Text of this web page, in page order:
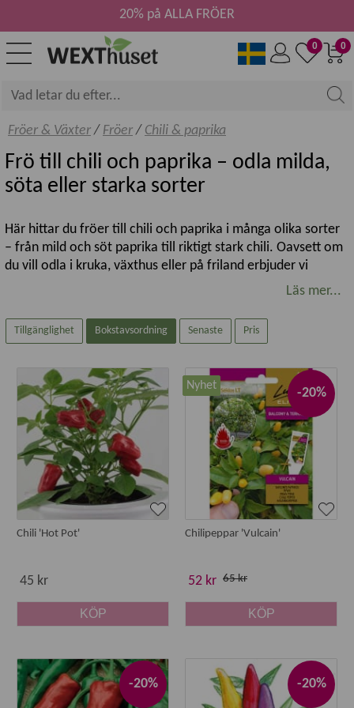
0
0
20% på ALLA FRÖER
Fröer & Växter/ Fröer/ Chili & paprika
Frö till chili och paprika – odla milda,
söta eller starka sorter
Här hittar du fröer till chili och paprika i många olika sorter
– från mild och söt paprika till riktigt stark chili. Oavsett om
du vill odla i kruka, växthus eller på friland erbjuder vi
noggrant utvalda fröer som passar nordiskt klimat och olika
variation, bättre smak och möjlighet att hitta just din
favorit.
Vad är skillnaden mellan chili och paprika?
Chili och paprika tillhör samma växtart, men skiljer sig
främst ihetta och smak
. Paprika är mild och söt, medan
chili innehåller capsaicin som ger styrka – från lätt hetta till
extremt starka sorter. Både chili och paprika odlas på
liknande sätt och passar bra för hobbyodling hemma.
Välj rätt chilifrö – hetta, smak och
användning
När du väljer chilifrön är det bra att utgå från hur stark chili
Mild chili– passar matlagning, salsa och inläggningar
Mycket stark chili – för dig som gillar rejäl styrka och
kryddning
Läs mer...
Tillgänglighet Bokstavsordning Senaste Pris
Chili 'Hot Pot'
45 kr
KÖP
-20%
Nyhet
Chilipeppar 'Vulcain'
52 kr 65 kr
KÖP
-20% -20%